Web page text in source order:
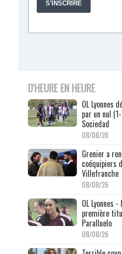
D'HEURE EN HEURE
OL Lyonnes
par un nul
Sociedad
08/08/26
Grenier a
coéquipiers
Villefranche
08/08/26
OL Lyonnes
première
Paralluelo
08/08/26